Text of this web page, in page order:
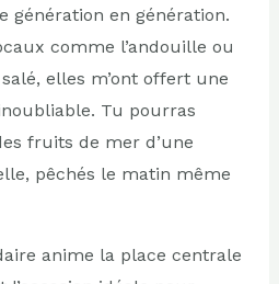
génération en génération.
comme l’andouille ou
elles m’ont offert une
Tu pourras
fruits de mer d’une
pêchés le matin même
anime la place centrale